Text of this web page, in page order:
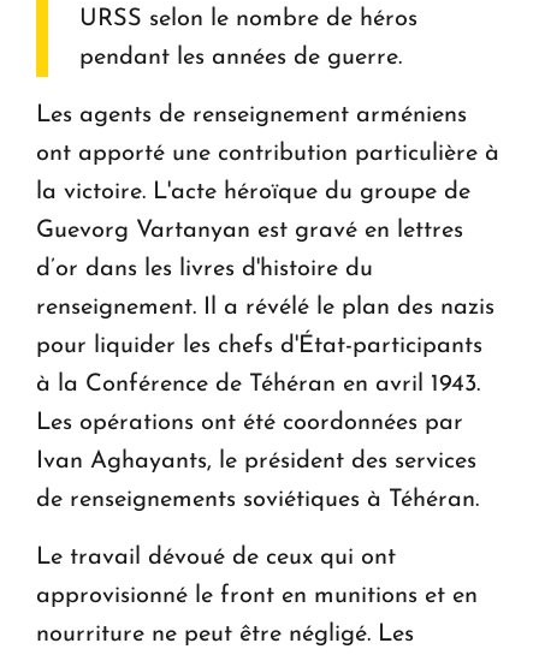
URSS selon le nombre de héros
pendant les années de guerre.
Les agents de renseignement arméniens
ont apporté une contribution particulière à
la victoire. L'acte héroïque du groupe de
Guevorg Vartanyan est gravé en lettres
d’or dans les livres d'histoire du
renseignement. Il a révélé le plan des nazis
pour liquider les chefs d'État-participants
à la Conférence de Téhéran en avril 1943.
Les opérations ont été coordonnées par
Ivan Aghayants, le président des services
de renseignements soviétiques à Téhéran.
Le travail dévoué de ceux qui ont
approvisionné le front en munitions et en
nourriture ne peut être négligé. Les